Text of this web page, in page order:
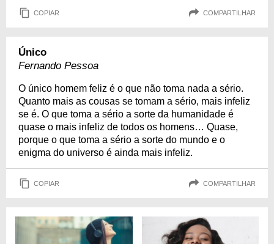
COPIAR COMPARTILHAR
Único
Fernando Pessoa
O único homem feliz é o que não toma nada a sério.
Quanto mais as cousas se tomam a sério, mais infeliz
se é. O que toma a sério a sorte da humanidade é
quase o mais infeliz de todos os homens… Quase,
porque o que toma a sério a sorte do mundo e o
enigma do universo é ainda mais infeliz.
COPIAR COMPARTILHAR